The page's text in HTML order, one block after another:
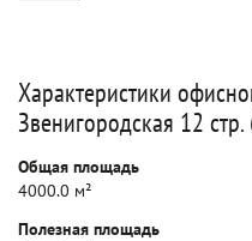
Характеристики
Звенигородская 12 стр.
Общая площадь
4000.0 м²
Полезная площадь